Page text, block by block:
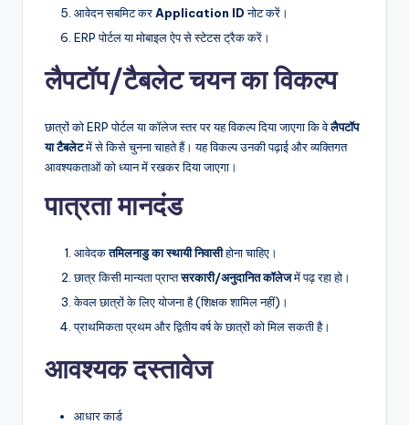
आवेदन सबमिट करApplication IDनोट करें।
ERP पोर्टल या मोबाइल ऐप से स्टेटस ट्रैक करें।
लैपटॉप/टैबलेट चयन का विकल्प
छात्रों को ERP पोर्टल या कॉलेज स्तर पर यह विकल्प दिया जाएगा कि वेलैपटॉप
या टैबलेटमें से किसे चुनना चाहते हैं। यह विकल्प उनकी पढ़ाई और व्यक्तिगत
आवश्यकताओं को ध्यान में रखकर दिया जाएगा।
पात्रता मानदंड
आवेदकतमिलनाडु का स्थायी निवासीहोना चाहिए।
छात्र किसी मान्यता प्राप्तसरकारी/अनुदानित कॉलेजमें पढ़ रहा हो।
केवल छात्रों के लिए योजना है (शिक्षक शामिल नहीं)।
प्राथमिकता प्रथम और द्वितीय वर्ष के छात्रों को मिल सकती है।
आवश्यक दस्तावेज
आधार कार्ड